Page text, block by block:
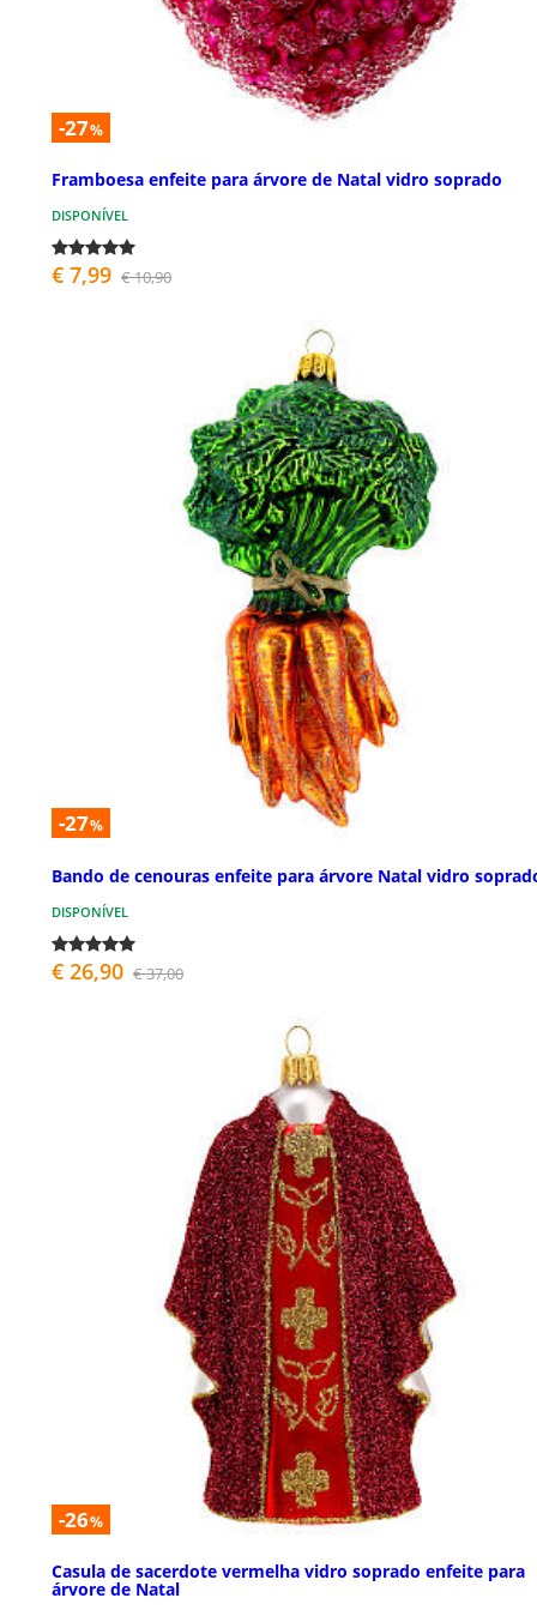
-27%
Framboesa enfeite para árvore de Natal vidro soprado
DISPONÍVEL
€ 7,99 € 10,90
-27%
Bando de cenouras enfeite para árvore Natal vidro
DISPONÍVEL
€ 26,90 € 37,00
-26%
Casula de sacerdote vermelha vidro soprado enfeite para
árvore de Natal